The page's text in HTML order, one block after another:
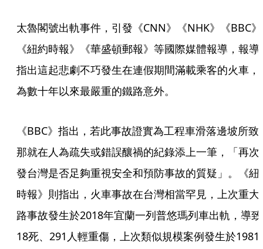
太魯閣號出軌事件，引發《CNN》《NHK》《BBC》
《紐約時報》《華盛頓郵報》等國際媒體報導，報導
指出這起悲劇不巧發生在連假期間滿載乘客的火車，
為數十年以來最嚴重的鐵路意外。
《BBC》指出，若此事故證實為工程車滑落邊坡所致
那就在人為疏失或錯誤釀禍的紀錄添上一筆，「再次
發台灣是否足夠重視安全和預防事故的質疑」。《紐
時報》則指出，火車事故在台灣相當罕見，上次重大
路事故發生於2018年宜蘭一列普悠瑪列車出軌，導致
18死、291人輕重傷，上次類似規模案例發生於1981